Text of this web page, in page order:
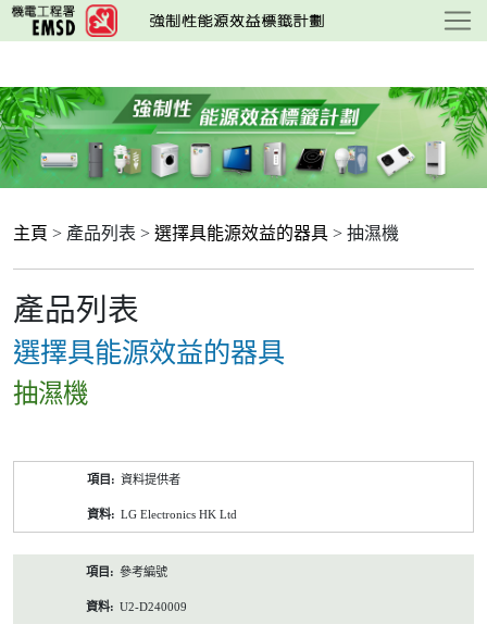
跳
至
要
內
容
主頁 > 產品列表 > 選擇具能源效益的器具 > 抽濕機
產品列表
選擇具能源效益的器具
抽濕機
資料提供者
LG Electronics HK Ltd
參考編號
U2-D240009